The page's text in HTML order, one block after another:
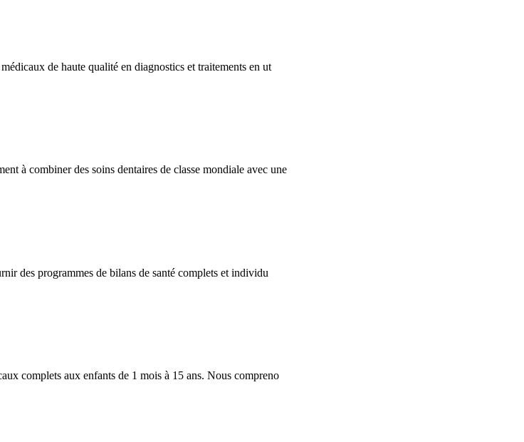
de haute qualité en diagnostics et traitements en ut
à combiner des soins dentaires de classe mondiale avec une
des programmes de bilans de santé complets et individu
complets aux enfants de 1 mois à 15 ans. Nous compreno